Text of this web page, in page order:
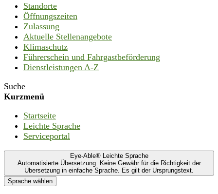
Standorte
Öffnungszeiten
Zulassung
Aktuelle Stellenangebote
Klimaschutz
Führerschein und Fahrgastbeförderung
Dienstleistungen A-Z
Suche
Kurzmenü
Startseite
Leichte Sprache
Serviceportal
Eye-Able® Leichte Sprache
Automatisierte Übersetzung. Keine Gewähr für die Richtigkeit der
Übersetzung in einfache Sprache. Es gilt der Ursprungstext.
Sprache wählen